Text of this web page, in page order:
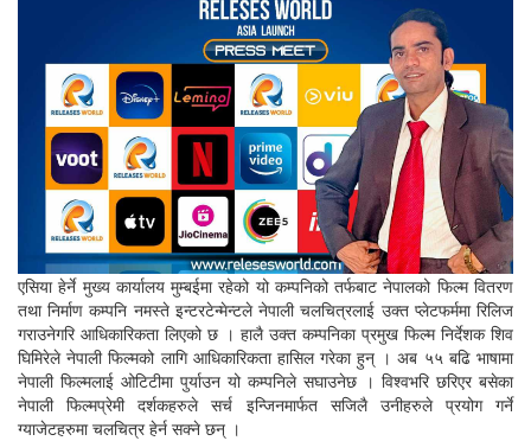
एसिया हेर्ने मुख्य कार्यालय मुम्बईमा रहेको यो कम्पनिको तर्फबाट नेपालको फिल्म वितरण
तथा निर्माण कम्पनि नमस्ते इन्टरटेन्मेन्टले नेपाली चलचित्रलाई उक्त प्लेटफर्ममा रिलिज
गराउनेगरि आधिकारिकता लिएको छ । हालै उक्त कम्पनिका प्रमुख फिल्म निर्देशक शिव
घिमिरेले नेपाली फिल्मको लागि आधिकारिकता हासिल गरेका हुन् । अब ५५ बढि भाषामा
नेपाली फिल्मलाई ओटिटीमा पुर्याउन यो कम्पनिले सघाउनेछ । विश्वभरि छरिएर बसेका
नेपाली फिल्मप्रेमी दर्शकहरुले सर्च इन्जिनमार्फत सजिलै उनीहरुले प्रयोग गर्ने
ग्याजेटहरुमा चलचित्र हेर्न सक्ने छन् ।